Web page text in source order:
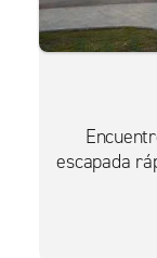
escapada